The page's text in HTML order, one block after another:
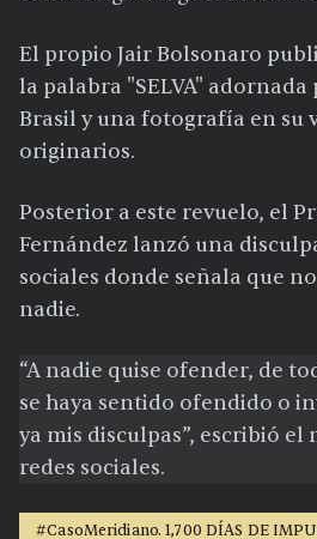
El propio Jair Bolsonaro
la palabra "SELVA"
Brasil y una fotografía en su
originarios.
Posterior a este revuelo, el
Fernández lanzó una
sociales donde señala que
nadie.
“A nadie quise ofender, de
se haya sentido ofendido o
ya mis disculpas”, escribió
redes sociales.